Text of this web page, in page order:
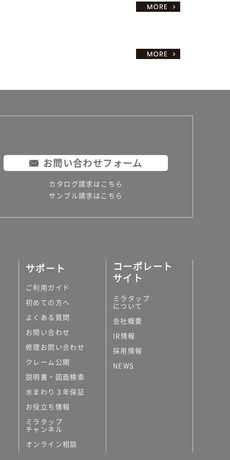
お問い合わせフォーム
カタログ請求はこちら
サンプル請求はこちら
サポート
ご利用ガイド
初めての方へ
よくある質問
お問い合わせ
修理お問い合わせ
クレーム公開
説明書・図面検索
水まわり３年保証
お役立ち情報
ミラタップ
チャンネル
オンライン相談
コーポレート
サイト
ミラタップ
について
会社概要
IR情報
採用情報
NEWS